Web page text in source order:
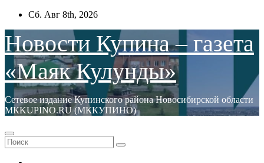
Перейти
содержимому
Сб. Авг 8th, 2026
Новости Купина – газета
«Маяк Кулунды»
Сетевое издание Купинского района Новосибирской области
МКKUPINO.RU (МККУПИНО)